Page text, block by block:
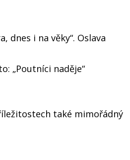
dnes i na věky“. Oslava
„Poutníci naděje“
také mimořádný